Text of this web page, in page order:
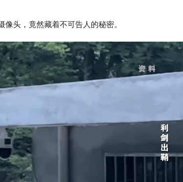
头，竟然藏着不可告人的秘密。